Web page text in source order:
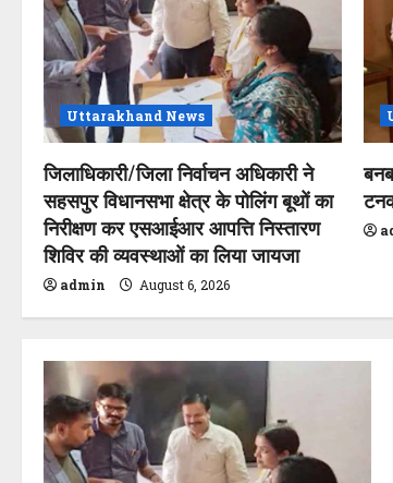
i
g
a
t
i
o
n
Uttarakhand News
जिलाधिकारी/जिला निर्वाचन अधिकारी ने
सहसपुर विधानसभा क्षेत्र के पोलिंग बूथों का
निरीक्षण कर एसआईआर आपत्ति निस्तारण
शिविर की व्यवस्थाओं का लिया जायजा
admin August 6, 2026